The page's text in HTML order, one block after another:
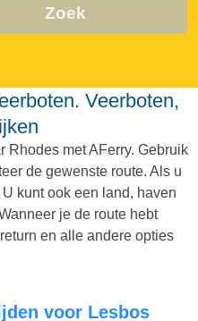
Zoek
Rhodes met AFerry. Gebruik
de gewenste route. Als u
kunt ook een land, haven
je de route hebt
en alle andere opties